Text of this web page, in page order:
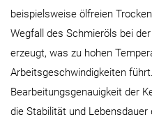
beispielsweise ölfreien
Wegfall des Schmieröls bei
erzeugt, was zu hohen
Arbeitsgeschwindigkeiten
Bearbeitungsgenauigkeit der
die Stabilität und